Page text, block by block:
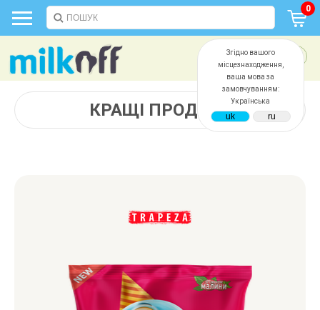
Згідно вашого
місцезнаходження,
ваша мова за
замовчуванням:
Українська
0
КРАЩІ ПРОДАЖІ